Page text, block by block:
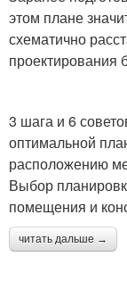
этом плане
схематично
проектирования
3 шага и 6
оптимальной
расположению
Выбор
помещения и
читать дальше →